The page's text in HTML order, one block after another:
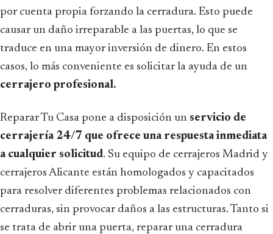
por cuenta propia forzando la cerradura. Esto puede
causar un daño irreparable a las puertas, lo que se
traduce en una mayor inversión de dinero. En estos
casos, lo más conveniente es solicitar la ayuda de un
cerrajero profesional.
Reparar Tu Casa pone a disposición un servicio de
cerrajería 24/7 que ofrece una respuesta inmediata
a cualquier solicitud. Su equipo de cerrajeros Madrid y
cerrajeros Alicante están homologados y capacitados
para resolver diferentes problemas relacionados con
cerraduras, sin provocar daños a las estructuras. Tanto si
se trata de abrir una puerta, reparar una cerradura